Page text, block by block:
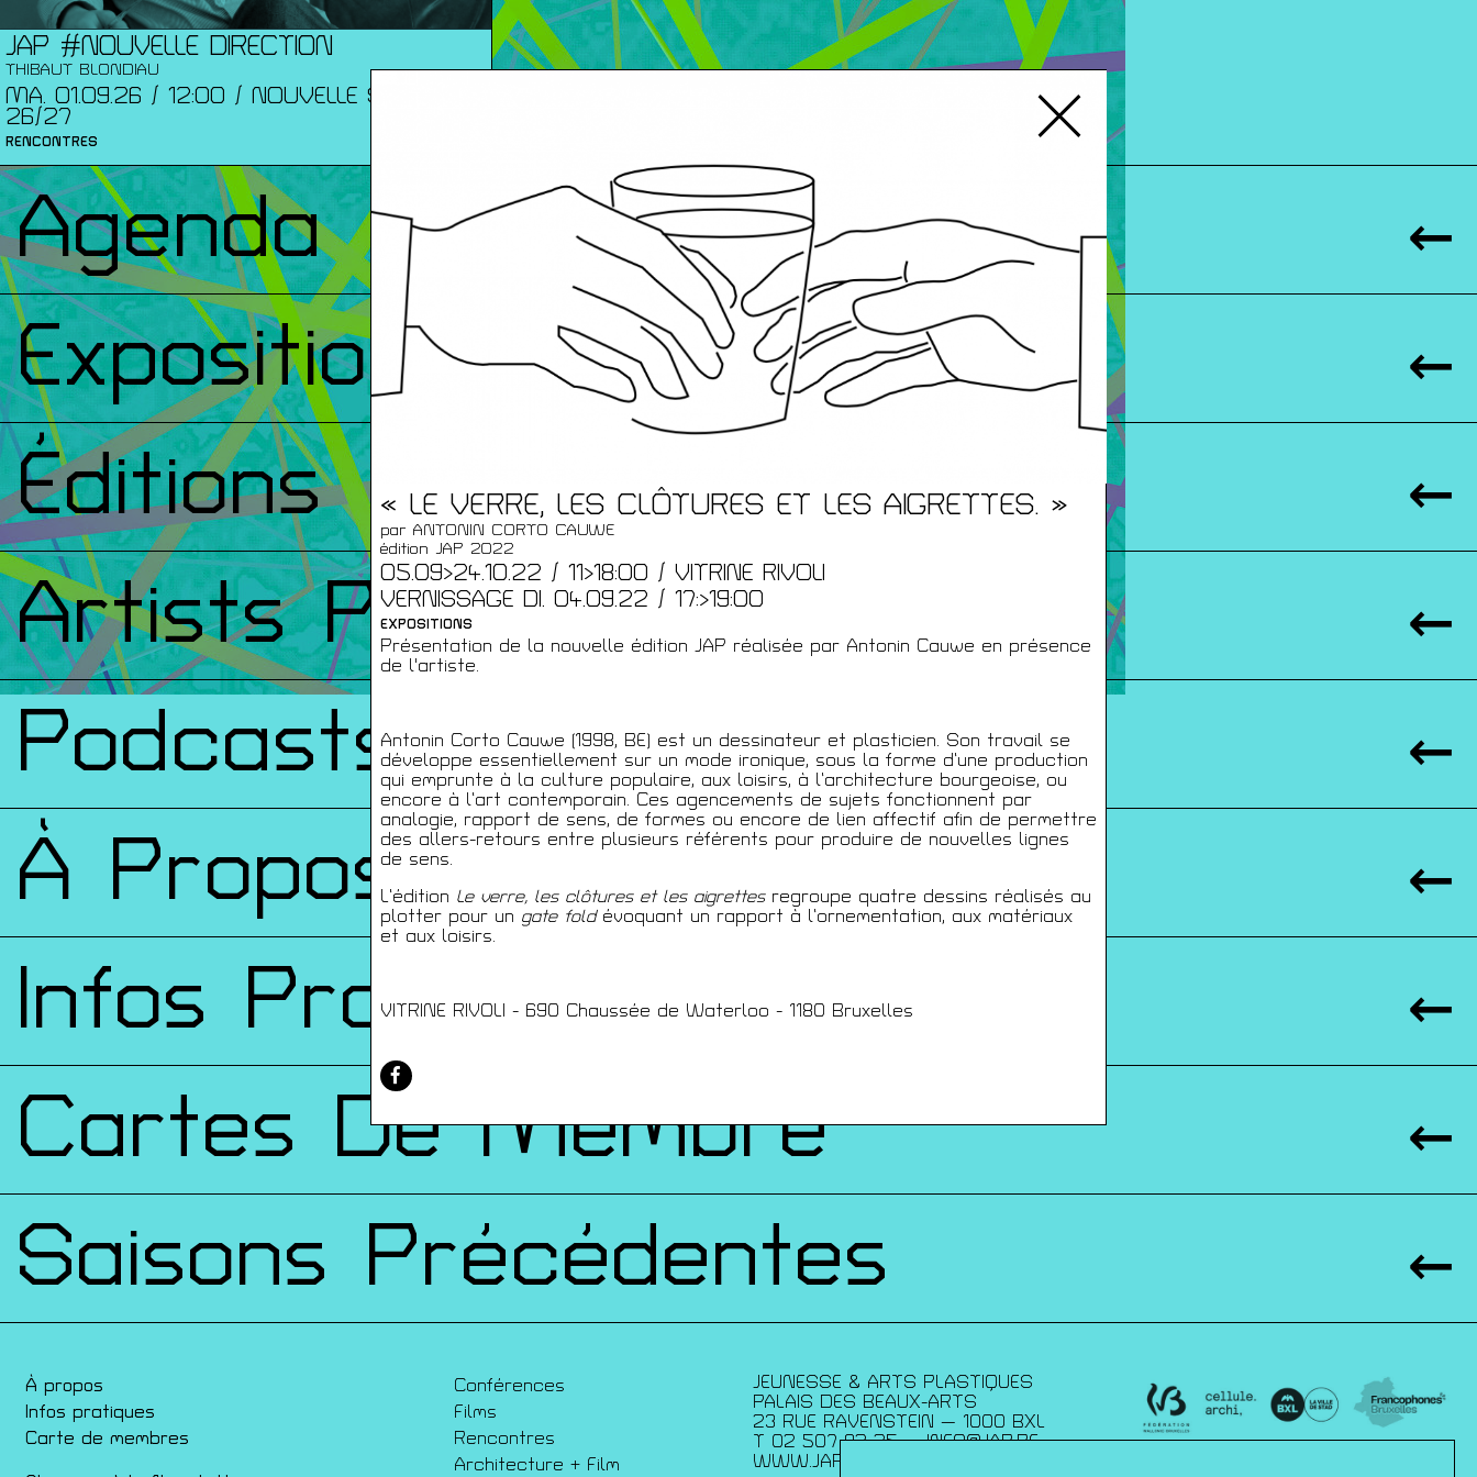
« LE VERRE, LES CLÔTURES ET LES AIGRETTES. »
par ANTONIN CORTO CAUWE
édition JAP 2022
05.09>24.10.22 / 11>18:00 / VITRINE RIVOLI
VERNISSAGE DI. 04.09.22 / 17:>19:00
EXPOSITIONS
Présentation de la nouvelle édition JAP réalisée par Antonin Cauwe en présence
de l'artiste.
Antonin Corto Cauwe (1998, BE) est un dessinateur et plasticien. Son travail se
développe essentiellement sur un mode ironique, sous la forme d’une production
qui emprunte à la culture populaire, aux loisirs, à l’architecture bourgeoise, ou
encore à l’art contemporain. Ces agencements de sujets fonctionnent par
analogie, rapport de sens, de formes ou encore de lien affectif afin de permettre
des allers-retours entre plusieurs référents pour produire de nouvelles lignes
de sens.
L’édition Le verre, les clôtures et les aigrettesregroupe quatre dessins réalisés au
plotter pour un gate foldévoquant un rapport à l’ornementation, aux matériaux
et aux loisirs.
VITRINE RIVOLI - 690 Chaussée de Waterloo - 1180 Bruxelles
JAP #NOUVELLE DIRECTION
THIBAUT BLONDIAU
MA. 01.09.26 / 12:00 / NOUVELLE SAISON
26/27
RENCONTRES
Agenda
Expositions
Éditions
Artists Print
Podcasts
À Propos
Infos Pratiques
Cartes De Membre
Saisons Précédentes
À propos
Infos pratiques
Carte de membres
Conférences
Films
Rencontres
Architecture + Film
JEUNESSE & ARTS PLASTIQUES
PALAIS DES BEAUX-ARTS
23 RUE RAVENSTEIN — 1000 BXL
T 02 507 82 25 —INFO@JAP.BE
WWW.JAP.BE